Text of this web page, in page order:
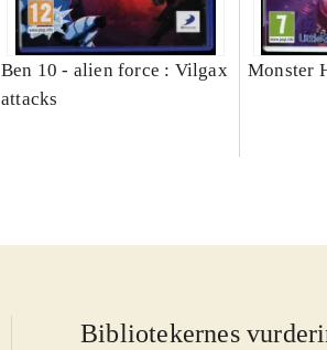
Ben 10 - alien force : Vilgax
attacks
Monster
Bibliotekernes